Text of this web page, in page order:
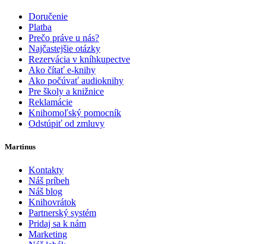
Doručenie
Platba
Prečo práve u nás?
Najčastejšie otázky
Rezervácia v kníhkupectve
Ako čítať e-knihy
Ako počúvať audioknihy
Pre školy a knižnice
Reklamácie
Knihomoľský pomocník
Odstúpiť od zmluvy
Martinus
Kontakty
Náš príbeh
Náš blog
Knihovrátok
Partnerský systém
Pridaj sa k nám
Marketing